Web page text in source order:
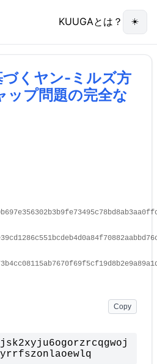
KUUGAとは？ ☀️
くヤン-ミルズ方
ップ問題の完全な
Copy